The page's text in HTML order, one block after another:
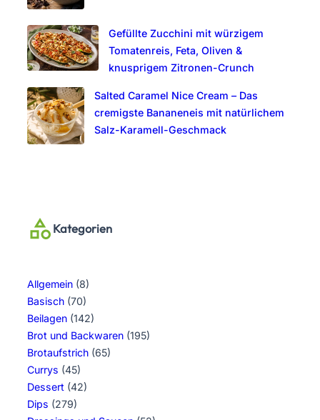
Gefüllte Zucchini mit würzigem
Tomatenreis, Feta, Oliven &
knusprigem Zitronen-Crunch
Salted Caramel Nice Cream – Das
cremigste Bananeneis mit natürlichem
Salz-Karamell-Geschmack
Kategorien
Allgemein (8)
Basisch (70)
Beilagen (142)
Brot und Backwaren (195)
Brotaufstrich (65)
Currys (45)
Dessert (42)
Dips (279)